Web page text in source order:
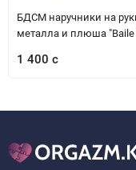
БДСМ наручники на
металла и плюша "Baile
1 400 с